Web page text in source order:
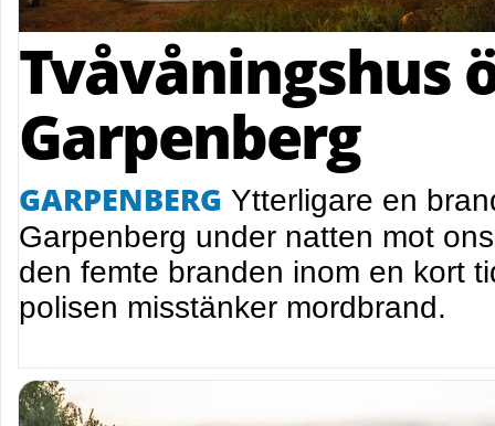
Tvåvåningshus
Garpenberg
GARPENBERG Ytterligare en
Garpenberg under natten mot
den femte branden inom en kort
polisen misstänker mordbrand.